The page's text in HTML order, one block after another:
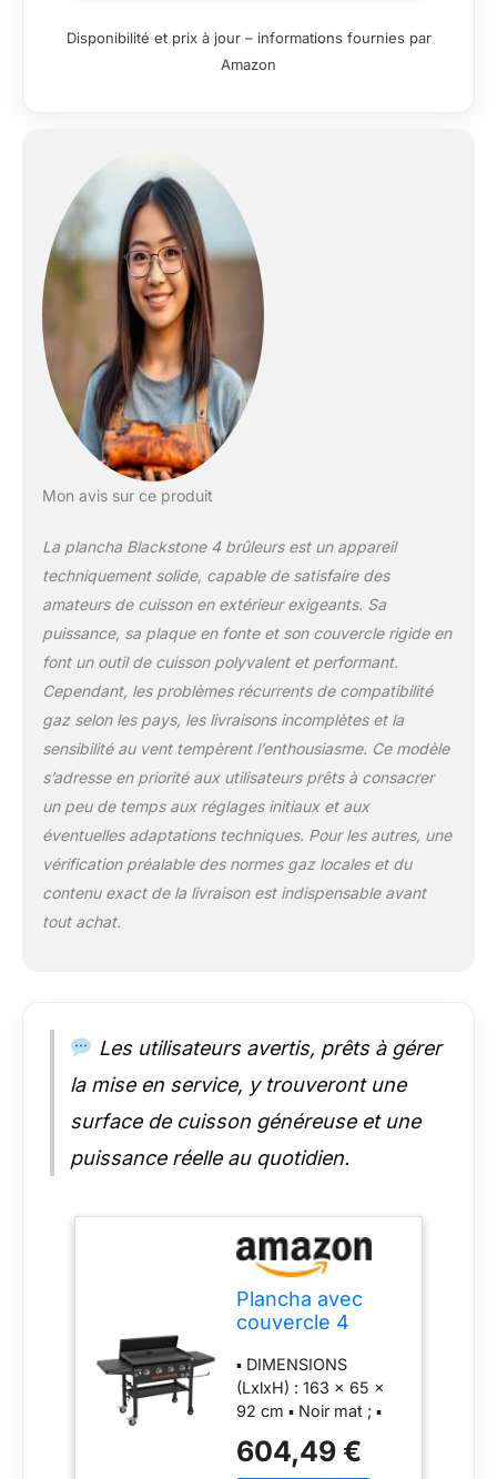
Disponibilité et prix à jour – informations fournies par
Amazon
Mon avis sur ce produit
La plancha Blackstone 4 brûleurs est un appareil
techniquement solide, capable de satisfaire des
amateurs de cuisson en extérieur exigeants. Sa
puissance, sa plaque en fonte et son couvercle rigide en
font un outil de cuisson polyvalent et performant.
Cependant, les problèmes récurrents de compatibilité
gaz selon les pays, les livraisons incomplètes et la
sensibilité au vent tempèrent l’enthousiasme. Ce modèle
s’adresse en priorité aux utilisateurs prêts à consacrer
un peu de temps aux réglages initiaux et aux
éventuelles adaptations techniques. Pour les autres, une
vérification préalable des normes gaz locales et du
contenu exact de la livraison est indispensable avant
tout achat.
Les utilisateurs avertis, prêts à gérer
la mise en service, y trouveront une
surface de cuisson généreuse et une
puissance réelle au quotidien.
Plancha avec
couvercle 4
▪ DIMENSIONS
(LxlxH) : 163 x 65 x
92 cm ▪ Noir mat ; ▪
604,49 €